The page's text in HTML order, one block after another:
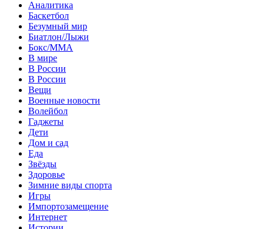
Аналитика
Баскетбол
Безумный мир
Биатлон/Лыжи
Бокс/MMA
В мире
В России
В России
Вещи
Военные новости
Волейбол
Гаджеты
Дети
Дом и сад
Еда
Звёзды
Здоровье
Зимние виды спорта
Игры
Импортозамещение
Интернет